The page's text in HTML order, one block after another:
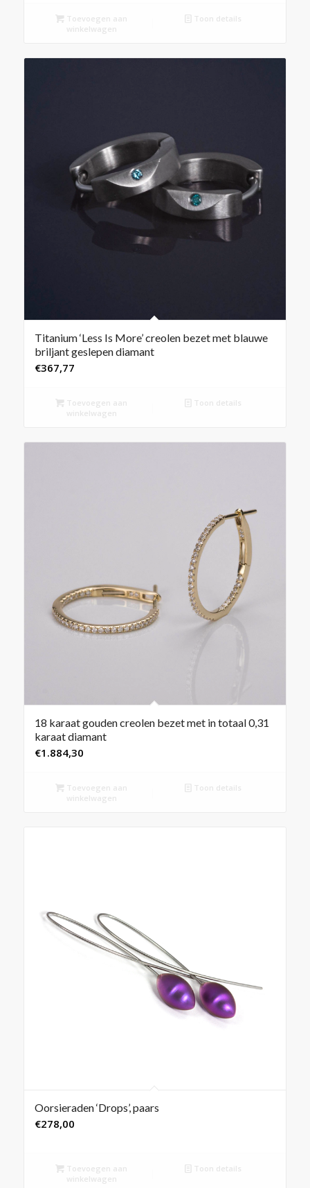
Toevoegen aan
winkelwagen
Toon details
Titanium ‘Less Is More’ creolen bezet met blauwe
briljant geslepen diamant
€367,77
Toevoegen aan
winkelwagen
Toon details
18 karaat gouden creolen bezet met in totaal 0,31
karaat diamant
€1.884,30
Toevoegen aan
winkelwagen
Toon details
Oorsieraden ‘Drops’, paars
€278,00
Toevoegen aan
winkelwagen
Toon details